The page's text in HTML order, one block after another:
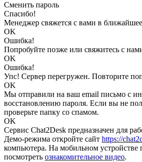
Сменить пароль
Спасибо!
Менеджер свяжется с вами в
OK
Ошибка!
Попробуйте позже или свяжитесь с
OK
Ошибка!
Упс! Сервер перегружен. Повторите
OK
Мы отправили на ваш email письмо с
восстановлению пароля. Если вы не
проверьте папку со спамом.
OK
Сервис Chat2Desk предназначен для
Демо-режима откройте сайт https://
компьютера. На мобильном устройстве
посмотреть ознакомительное видео.